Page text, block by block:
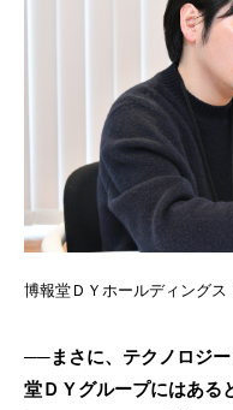
博報堂ＤＹホールディングス
──まさに、テクノロジ
堂ＤＹグループにはある